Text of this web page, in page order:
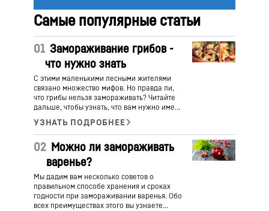
Самые популярные статьи
01 Замораживание грибов -
что нужно знать
С этими маленькими лесными жителями
связано множество мифов. Но правда ли,
что грибы нельзя замораживать? Читайте
дальше, чтобы узнать, что вам нужно иметь
02 Можно ли замораживать
варенье?
Мы дадим вам несколько советов о
правильном способе хранения и сроках
годности при замораживании варенья. Обо
всех преимуществах этого вы узнаете